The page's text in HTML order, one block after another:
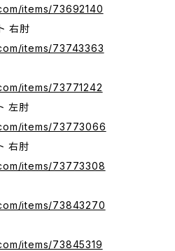
items/73692140
右肘
items/73743363
items/73771242
左肘
items/73773066
右肘
items/73773308
items/73843270
items/73845319